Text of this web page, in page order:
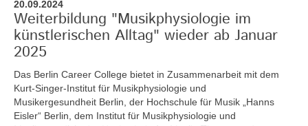
20.09.2024
Weiterbildung "Musikphysiologie im
künstlerischen Alltag" wieder ab Januar
2025
Das Berlin Career College bietet in Zusammenarbeit mit dem
Kurt-Singer-Institut für Musikphysiologie und
Musikergesundheit Berlin, der Hochschule für Musik „Hanns
Eisler“ Berlin, dem Institut für Musikphysiologie und